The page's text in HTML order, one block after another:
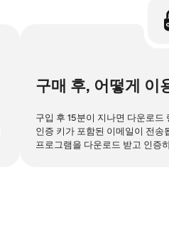
구매 후, 어떻게 이
구입 후 15분이 지나면 다운로드
인증 키가 포함된 이메일이 전송
프로그램을 다운로드 받고 인증